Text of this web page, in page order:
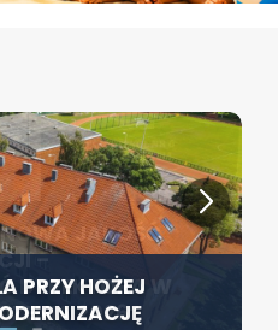
PRZY HOŻEJ
JAKOŚĆ
–
DYREKTORA W
2026”